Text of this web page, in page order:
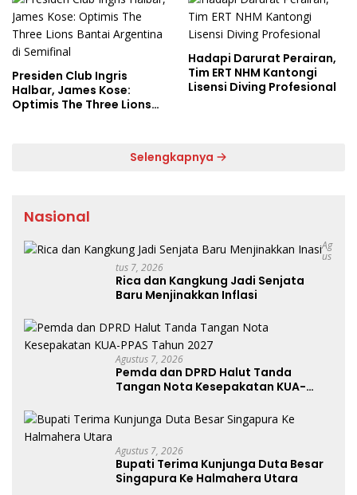
Presiden Club Ingris
Halbar, James Kose:
Optimis The Three Lions
Hadapi Darurat Perairan,
Tim ERT NHM Kantongi
Lisensi Diving Profesional
Selengkapnya
Nasional
Ag
Us
Tus 7, 2026
Rica dan Kangkung Jadi Senjata
Baru Menjinakkan Inflasi
Agustus 7, 2026
Pemda dan DPRD Halut Tanda
Tangan Nota Kesepakatan KUA-
Agustus 7, 2026
Bupati Terima Kunjunga Duta Besar
Singapura Ke Halmahera Utara